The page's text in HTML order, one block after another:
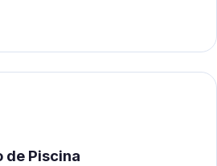
de Piscina